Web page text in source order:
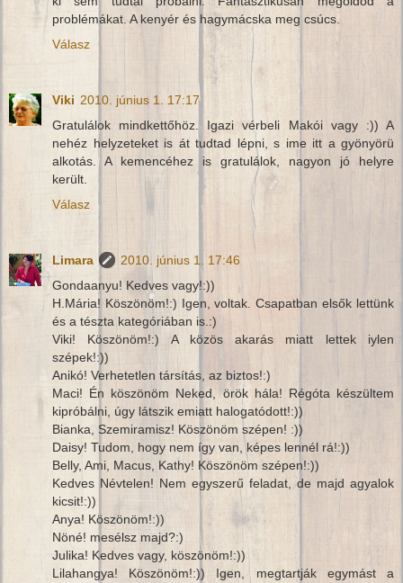
problémákat. A kenyér és hagymácska meg csúcs.
Válasz
Viki 2010. június 1. 17:17
Gratulálok mindkettőhöz. Igazi vérbeli Makói vagy :)) A
nehéz helyzeteket is át tudtad lépni, s ime itt a gyönyörü
alkotás. A kemencéhez is gratulálok, nagyon jó helyre
került.
Válasz
Limara
2010. június 1. 17:46
Gondaanyu! Kedves vagy!:))
H.Mária! Köszönöm!:) Igen, voltak. Csapatban elsők lettünk
és a tészta kategóriában is.:)
Viki! Köszönöm!:) A közös akarás miatt lettek iylen
szépek!:))
Anikó! Verhetetlen társítás, az biztos!:)
Maci! Én köszönöm Neked, örök hála! Régóta készültem
kipróbálni, úgy látszik emiatt halogatódott!:))
Bianka, Szemiramisz! Köszönöm szépen! :))
Daisy! Tudom, hogy nem így van, képes lennél rá!:))
Belly, Ami, Macus, Kathy! Köszönöm szépen!:))
Kedves Névtelen! Nem egyszerű feladat, de majd agyalok
kicsit!:))
Anya! Köszönöm!:))
Nöné! mesélsz majd?:)
Julika! Kedves vagy, köszönöm!:))
Lilahangya! Köszönöm!:)) Igen, megtartják egymást a